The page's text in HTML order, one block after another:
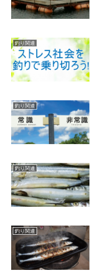
釣り関連
釣り関連
釣り関連
釣り関連